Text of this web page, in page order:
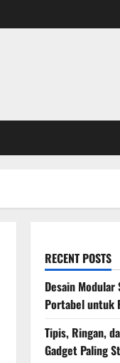
RECENT POSTS
Desain Modular
Portabel untuk
Tipis, Ringan,
Gadget Paling